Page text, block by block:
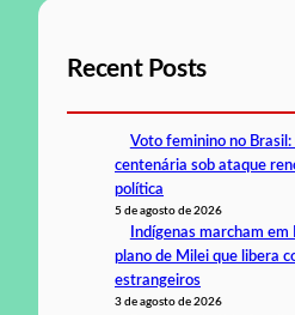
Recent Posts
Voto feminino no Brasil:
centenária sob ataque
política
5 de agosto de 2026
Indígenas marcham
plano de Milei que libera
estrangeiros
3 de agosto de 2026